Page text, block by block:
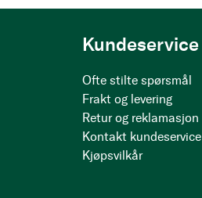
Kundeservice
Ofte stilte spørsmål
Frakt og levering
Retur og reklamasjon
Kontakt kundeservice
Kjøpsvilkår